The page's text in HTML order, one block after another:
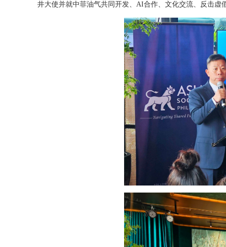
井大使并就中菲油气共同开发、AI合作、文化交流、反击虚